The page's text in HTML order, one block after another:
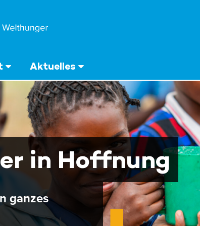
Aktuelles
in Hoffnung
ganzes